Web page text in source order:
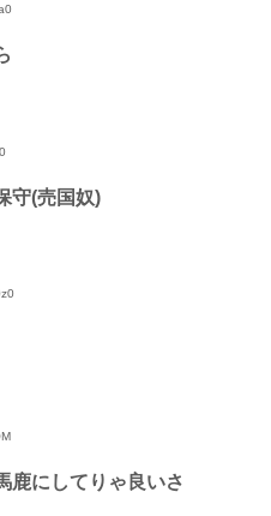
守(売国奴)
鹿にしてりゃ良いさ